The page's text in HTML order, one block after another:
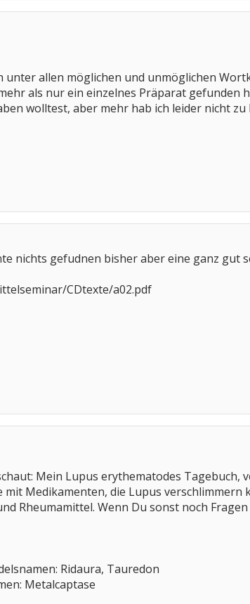
unter allen möglichen und unmöglichen
als nur ein einzelnes Präparat gefunden
wolltest, aber mehr hab ich leider nicht zu
nichts gefudnen bisher aber eine ganz gut
CDtexte/a02.pdf
Mein Lupus erythematodes Tagebuch,
Medikamenten, die Lupus verschlimmern
Rheumamittel. Wenn Du sonst noch
Ridaura, Tauredon
Metalcaptase